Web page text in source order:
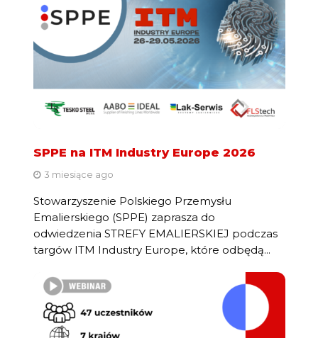
SPPE na ITM Industry Europe 2026
3 miesiące ago
Stowarzyszenie Polskiego Przemysłu
Emalierskiego (SPPE) zaprasza do
odwiedzenia STREFY EMALIERSKIEJ podczas
targów ITM Industry Europe, które odbędą...